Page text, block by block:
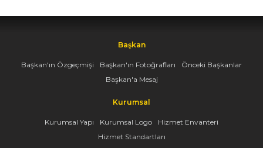
Başkan
Başkan'ın Özgeçmişi Başkan'ın Fotoğrafları
Önceki Başkanlar
Başkan'a Mesaj
Kurumsal
Kurumsal Yapı Kurumsal Logo
Hizmet Envanteri
Hizmet Standartları